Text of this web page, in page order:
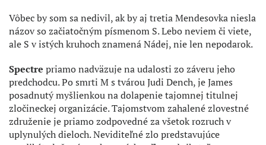
Vôbec by som sa nedivil, ak by aj tretia Mendesovka niesla
názov so začiatočným písmenom S. Lebo neviem či viete,
ale S v istých kruhoch znamená Nádej, nie len nepodarok.
Spectre priamo nadväzuje na udalosti zo záveru jeho
predchodcu. Po smrti M s tvárou Judi Dench, je James
posadnutý myšlienkou na dolapenie tajomnej titulnej
zločineckej organizácie. Tajomstvom zahalené zlovestné
združenie je priamo zodpovedné za všetok rozruch v
uplynulých dieloch. Neviditeľné zlo predstavujúce